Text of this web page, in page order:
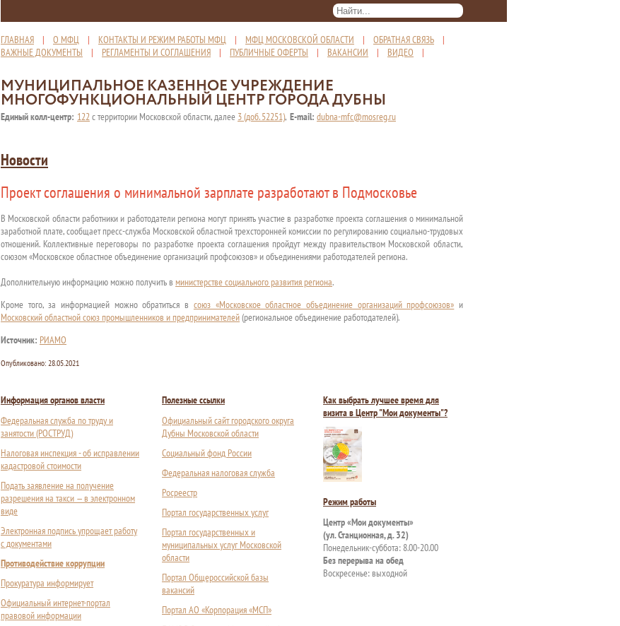
ГЛАВНАЯ | О МФЦ | КОНТАКТЫ И РЕЖИМ РАБОТЫ МФЦ | МФЦ МОСКОВСКОЙ ОБЛАСТИ | ОБРАТНАЯ СВЯЗЬ |
ВАЖНЫЕ ДОКУМЕНТЫ | РЕГЛАМЕНТЫ И СОГЛАШЕНИЯ | ПУБЛИЧНЫЕ ОФЕРТЫ | ВАКАНСИИ | ВИДЕО |
МУНИЦИПАЛЬНОЕ КАЗЕННОЕ УЧРЕЖДЕНИЕ
МНОГОФУНКЦИОНАЛЬНЫЙ ЦЕНТР ГОРОДА ДУБНЫ
Единый колл-центр: 122с территории Московской области, далее 3 (доб. 52251), E-mail: dubna-mfc@mosreg.ru
Новости
Проект соглашения о минимальной зарплате разработают в Подмосковье
В Московской области работники и работодатели региона могут принять участие в разработке проекта соглашения о минимальной
заработной плате, сообщает пресс-служба Московской областной трехсторонней комиссии по регулированию социально-трудовых
отношений. Коллективные переговоры по разработке проекта соглашения пройдут между правительством Московской области,
союзом «Московское областное объединение организаций профсоюзов» и объединениями работодателей региона.
Дополнительную информацию можно получить в министерстве социального развития региона.
Кроме того, за информацией можно обратиться в союз «Московское областное объединение организаций профсоюзов» и
Московский областной союз промышленников и предпринимателей(региональное объединение работодателей).
Источник: РИАМО
Опубликовано: 28.05.2021
Информация органов власти
Федеральная служба по труду и
занятости (РОСТРУД)
Налоговая инспекция - об исправлении
кадастровой стоимости
Подать заявление на получение
разрешения на такси — в электронном
виде
Электронная подпись упрощает работу
с документами
Противодействие коррупции
Прокуратура информирует
Официальный интернет-портал
правовой информации
Полезные ссылки
Официальный сайт городского округа
Дубны Московской области
Социальный фонд России
Федеральная налоговая служба
Росреестр
Портал государственных услуг
Портал государственных и
муниципальных услуг Московской
области
Портал Общероссийской базы
вакансий
Портал АО «Корпорация «МСП»
Как выбрать лучшее время для
визита в Центр "Мои документы"?
Режим работы
Центр «Мои документы»
(ул. Станционная, д. 32)
Понедельник-суббота: 8.00-20.00
Без перерыва на обед
Воскресенье: выходной